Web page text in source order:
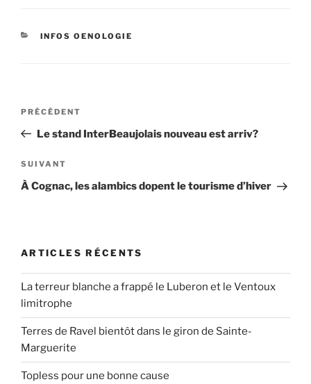
CATÉGORIES
INFOS OENOLOGIE
Navigation
l’article
Article
précédent
PRÉCÉDENT
Le stand InterBeaujolais nouveau est arriv?
Article
suivant
SUIVANT
À Cognac, les alambics dopent le tourisme d’hiver
ARTICLES RÉCENTS
La terreur blanche a frappé le Luberon et le Ventoux
limitrophe
Terres de Ravel bientôt dans le giron de Sainte-
Marguerite
Topless pour une bonne cause